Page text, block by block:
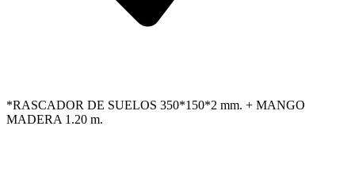
*RASCADOR DE SUELOS 350*150*2 mm. + MANGO
MADERA 1.20 m.